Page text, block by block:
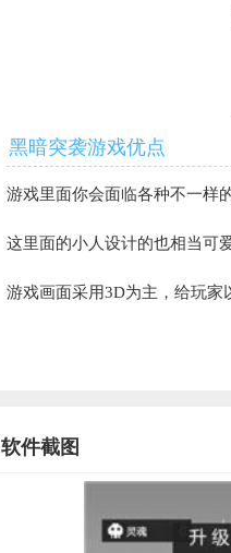
黑暗突袭游戏优点
游戏里面你会面临各种不一样
这里面的小人设计的也相当可
游戏画面采用3D为主，给玩家
软件截图